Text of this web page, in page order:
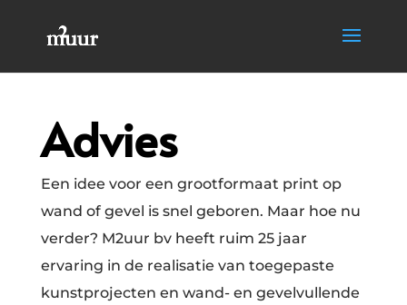
Advies
Een idee voor een grootformaat print op
wand of gevel is snel geboren. Maar hoe nu
verder? M2uur bv heeft ruim 25 jaar
ervaring in de realisatie van toegepaste
kunstprojecten en wand- en gevelvullende